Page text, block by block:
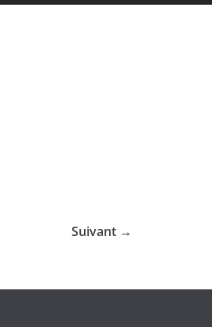
Suivant →